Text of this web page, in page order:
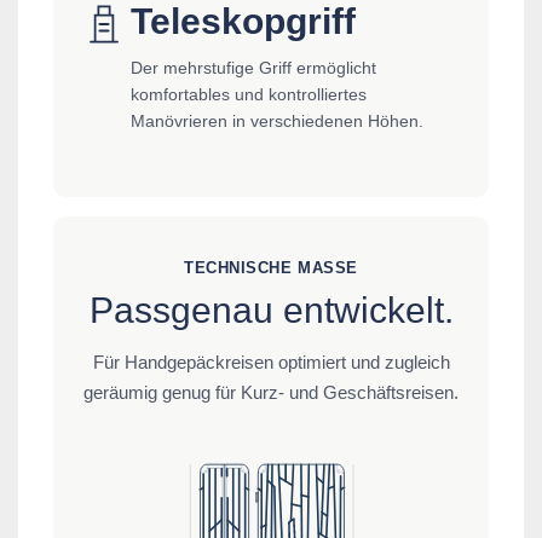
Teleskopgriff
Der mehrstufige Griff ermöglicht
komfortables und kontrolliertes
Manövrieren in verschiedenen Höhen.
TECHNISCHE MASSE
Passgenau entwickelt.
Für Handgepäckreisen optimiert und zugleich
geräumig genug für Kurz- und Geschäftsreisen.